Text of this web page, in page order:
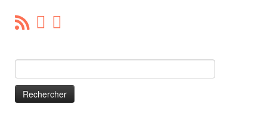
Faire un Don